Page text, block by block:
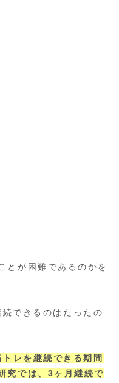
とが困難であるのかを
できるのはたったの
トレを継続できる期間
究では、3ヶ月継続で